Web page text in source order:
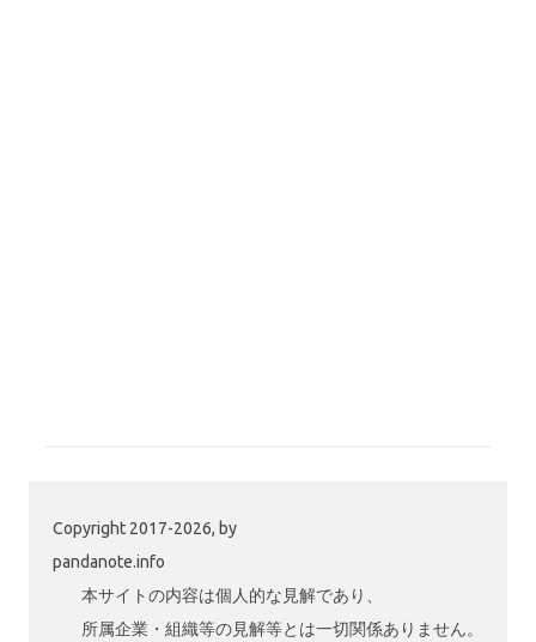
Copyright 2017-2026, by
pandanote.info
本サイトの内容は個人的な見解であり、
所属企業・組織等の見解等とは一切関係ありません。